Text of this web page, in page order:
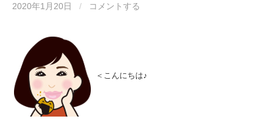
2020年1月20日 / コメントする
＜こんにちは♪